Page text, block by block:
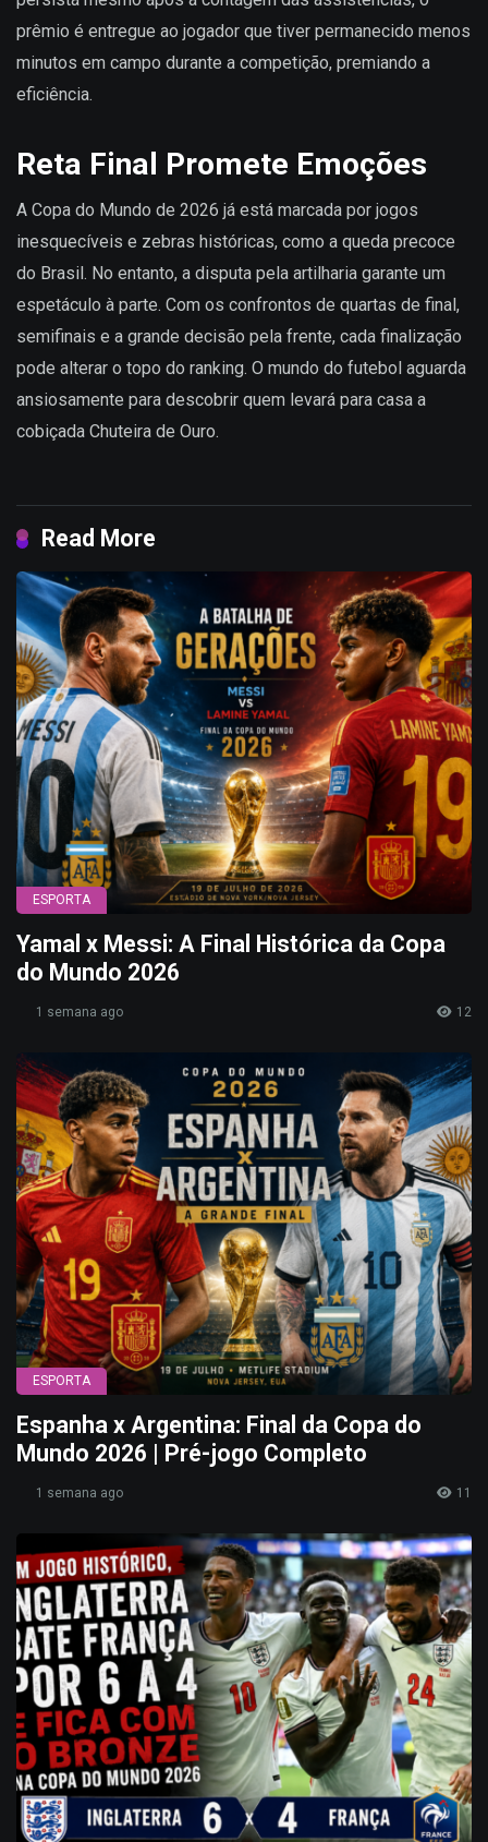
prêmio é entregue ao jogador que tiver permanecido menos
minutos em campo durante a competição, premiando a
eficiência.
Reta Final Promete Emoções
A Copa do Mundo de 2026 já está marcada por jogos
inesquecíveis e zebras históricas, como a queda precoce
do Brasil. No entanto, a disputa pela artilharia garante um
espetáculo à parte. Com os confrontos de quartas de final,
semifinais e a grande decisão pela frente, cada finalização
pode alterar o topo do ranking. O mundo do futebol aguarda
ansiosamente para descobrir quem levará para casa a
cobiçada Chuteira de Ouro.
Read More
ESPORTA
Yamal x Messi: A Final Histórica da Copa
do Mundo 2026
1 semana ago 12
ESPORTA
Espanha x Argentina: Final da Copa do
Mundo 2026 | Pré-jogo Completo
1 semana ago 11